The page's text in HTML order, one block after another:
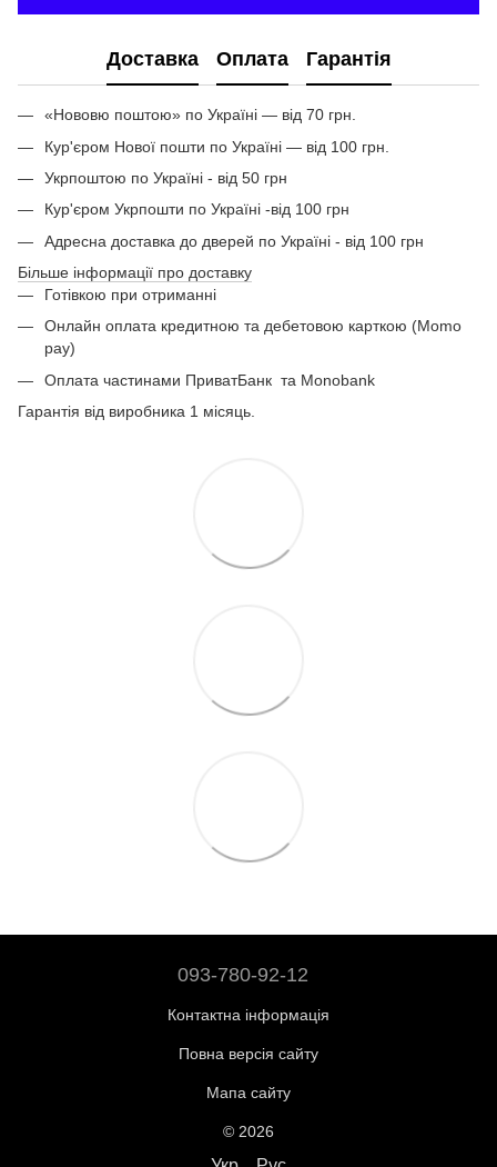
Доставка Оплата Гарантія
«Нововю поштою» по Україні — від 70 грн.
Кур'єром Нової пошти по Україні — від 100 грн.
Укрпоштою по Україні - від 50 грн
Кур'єром Укрпошти по Україні -від 100 грн
Адресна доставка до дверей по Україні - від 100 грн
Більше інформації про доставку
Готівкою при отриманні
Онлайн оплата кредитною та дебетовою карткою (Momo
pay)
Оплата частинами ПриватБанк та Monobank
Гарантія від виробника 1 місяць.
093-780-92-12
Контактна інформація
Повна версія сайту
Мапа сайту
© 2026